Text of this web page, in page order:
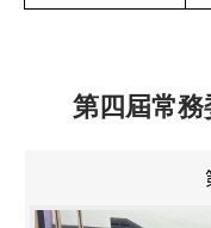
第四屆常